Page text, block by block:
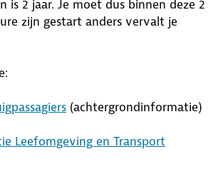
is 2 jaar. Je moet dus binnen deze 2
zijn gestart anders vervalt je
(achtergrondinformatie)
Leefomgeving en Transport